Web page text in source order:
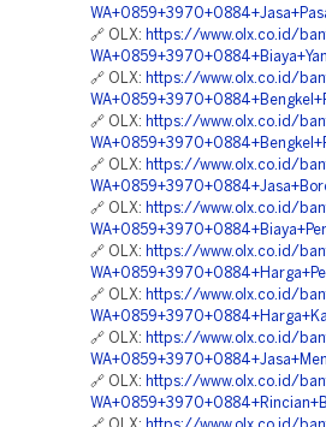
🔗 OLX: https://www.olx.co.id/
🔗 OLX: https://www.olx.co.id/
🔗 OLX: https://www.olx.co.id/
🔗 OLX: https://www.olx.co.id/
🔗 OLX: https://www.olx.co.id/
🔗 OLX: https://www.olx.co.id/
🔗 OLX: https://www.olx.co.id/
🔗 OLX: https://www.olx.co.id/
🔗 OLX: https://www.olx.co.id/